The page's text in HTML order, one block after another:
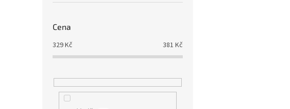
Cena
329Kč 381 Kč